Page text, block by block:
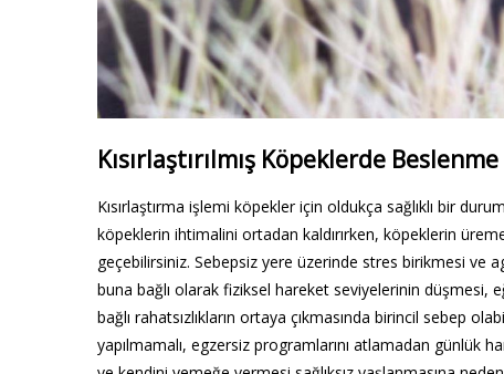
Kısırlaştırılmış Köpeklerde Beslenme
Kısırlaştırma işlemi köpekler için oldukça sağlıklı bir
köpeklerin ihtimalini ortadan kaldırırken, köpeklerin
geçebilirsiniz. Sebepsiz yere üzerinde stres birikmesi ve
buna bağlı olarak fiziksel hareket seviyelerinin düşmesi,
bağlı rahatsızlıkların ortaya çıkmasında birincil sebep
yapılmamalı, egzersiz programlarını atlamadan günlük